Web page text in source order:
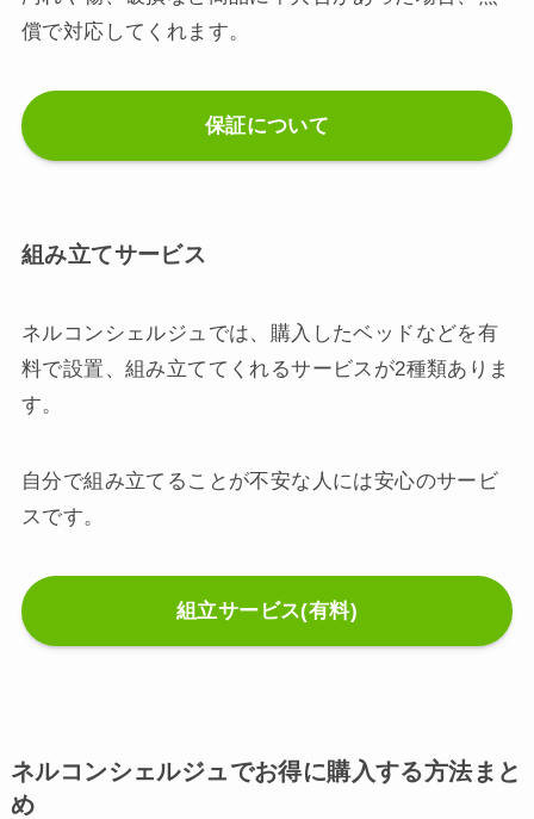
償で対応してくれます。
保証について
組み立てサービス
ネルコンシェルジュでは、購入したベッドなどを有
料で設置、組み立ててくれるサービスが2種類ありま
す。
自分で組み立てることが不安な人には安心のサービ
スです。
組立サービス(有料)
ネルコンシェルジュでお得に購入する方法まと
め